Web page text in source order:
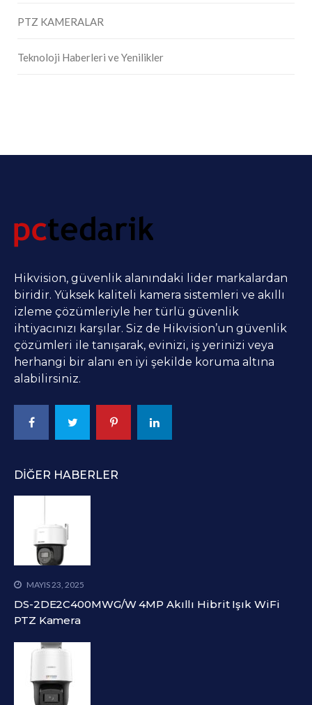
PTZ KAMERALAR
Teknoloji Haberleri ve Yenilikler
Hikvision, güvenlik alanındaki lider markalardan
biridir. Yüksek kaliteli kamera sistemleri ve akıllı
izleme çözümleriyle her türlü güvenlik
ihtiyacınızı karşılar. Siz de Hikvision’un güvenlik
çözümleri ile tanışarak, evinizi, iş yerinizi veya
herhangi bir alanı en iyi şekilde koruma altına
alabilirsiniz.
DIĞER HABERLER
MAYIS 23, 2025
DS-2DE2C400MWG/W 4MP Akıllı Hibrit Işık WiFi
PTZ Kamera